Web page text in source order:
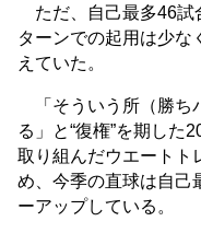
ただ、自己最多46試
ターンでの起用は少な
えていた。
「そういう所（勝ち
る」と“復権”を期した
取り組んだウエートト
め、今季の直球は自己
ーアップしている。